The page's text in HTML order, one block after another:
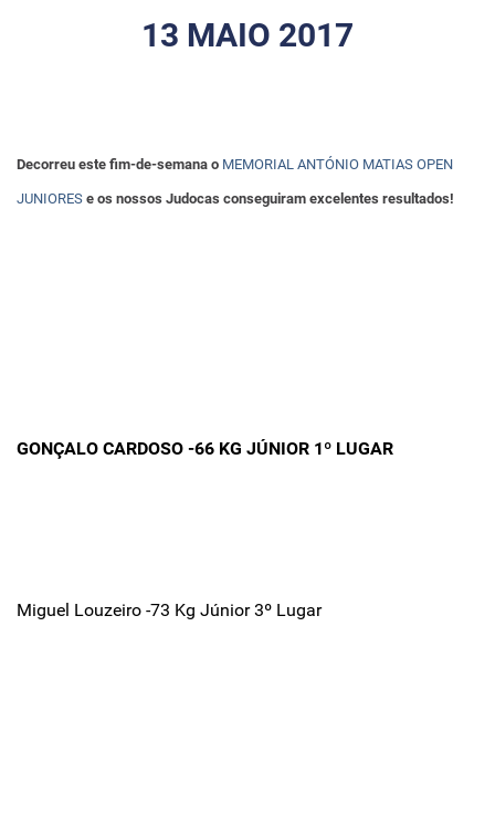
13 MAIO 2017
Decorreu este fim-de-semana o MEMORIAL ANTÓNIO MATIAS OPEN
JUNIORES e os nossos Judocas conseguiram excelentes resultados!
GONÇALO CARDOSO -66 KG JÚNIOR 1º LUGAR
Miguel Louzeiro -73 Kg Júnior 3º Lugar